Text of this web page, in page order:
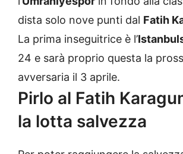
dista solo nove punti dal Fatih
La prima inseguitrice è l’
24 e sarà proprio questa la
avversaria il 3 aprile.
Pirlo al Fatih
la lotta salvezza